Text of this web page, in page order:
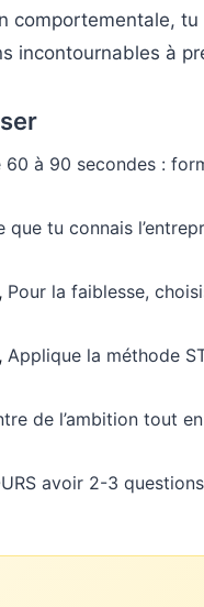
comportementale,
incontournables à
à 90 secondes :
que tu connais
Pour la faiblesse,
Applique la méthode
de l’ambition tout
avoir 2-3